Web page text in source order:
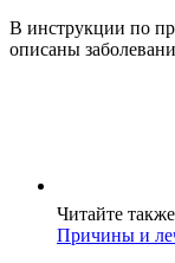
В инструкции по
описаны
Читайте
Причины и